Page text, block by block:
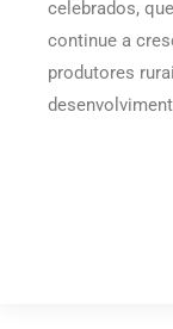
celebrados,
continue a
produtores